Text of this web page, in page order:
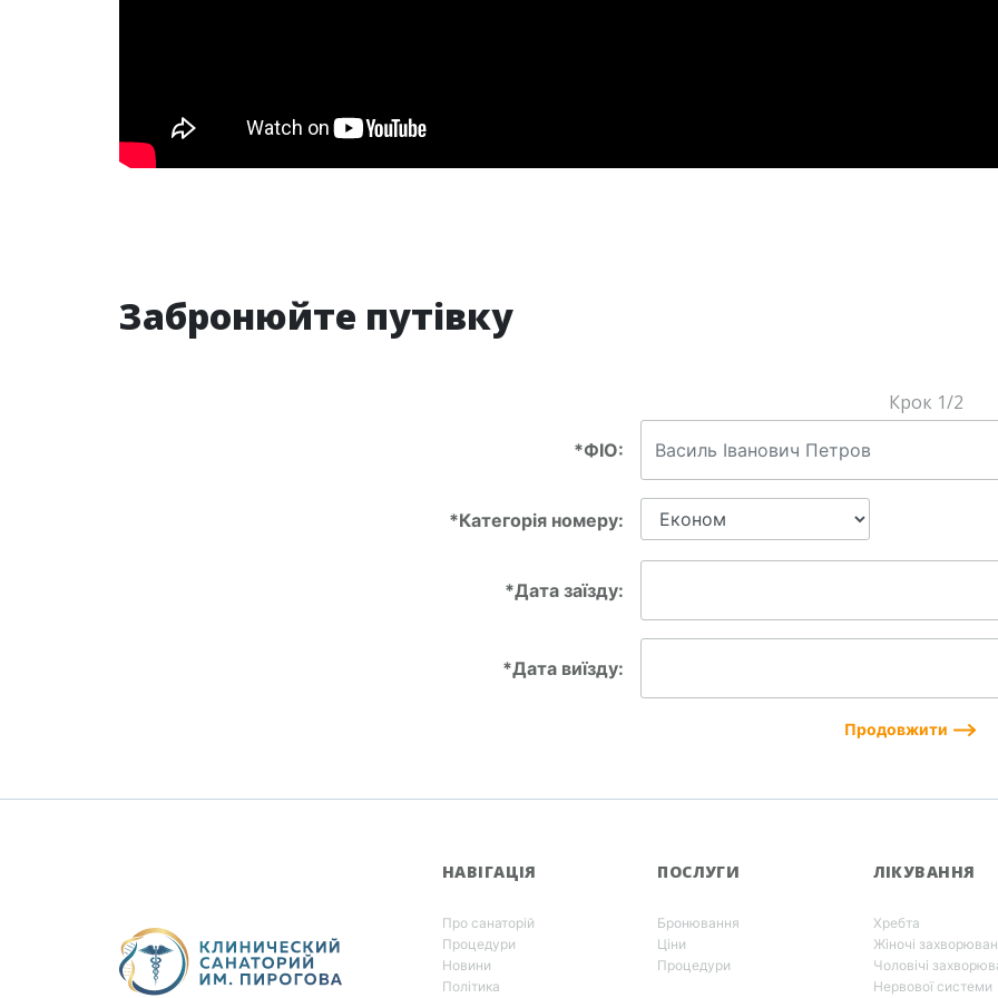
Забронюйте путівку
Крок 1/2
*ФІО:
*Категорія номеру:
*Дата заїзду:
*Дата виїзду:
НАВІГАЦІЯ
Про санаторій
Процедури
Новини
Політика
ПОСЛУГИ
Бронювання
Ціни
Процедури
ЛІКУВАННЯ
Хребта
Жіночі
Чоловічі
Нервової системи